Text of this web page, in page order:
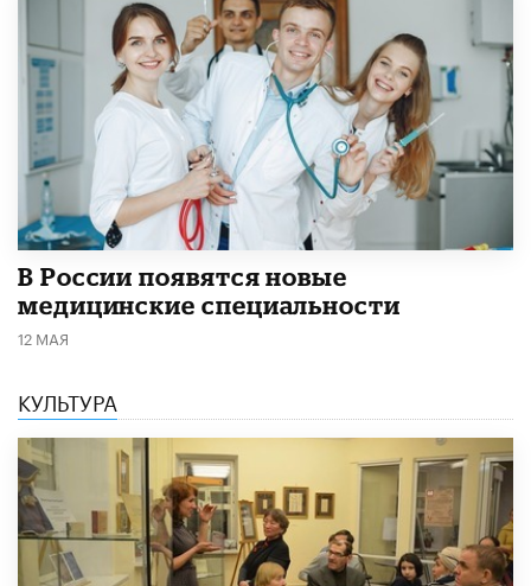
В России появятся новые
медицинские специальности
12 МАЯ
КУЛЬТУРА